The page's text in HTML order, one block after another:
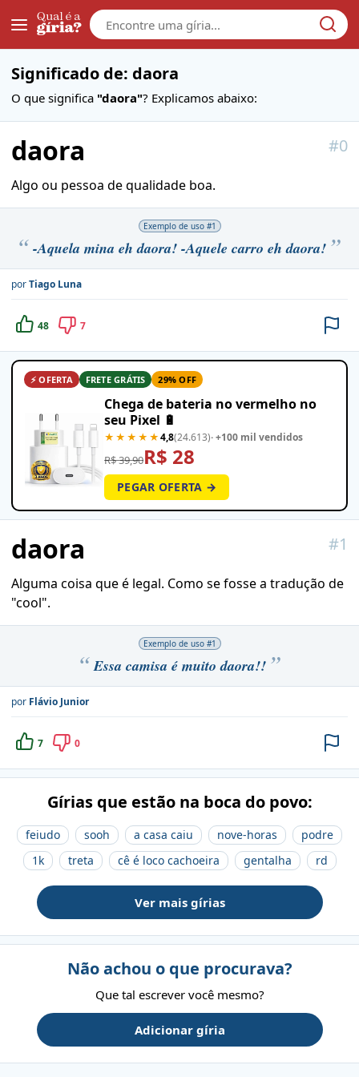
Galera
Significado de: daora
O que significa "daora"? Explicamos abaixo:
#0
daora
Algo ou pessoa de qualidade boa.
Exemplo de uso #1
-Aquela mina eh daora! -Aquele carro eh daora!
porTiago Luna
48 7
⚡ OFERTA FRETE GRÁTIS 29% OFF
Chega de bateria no vermelho no
seu Pixel 🔋
★★★★★4,8(24.613)· +100 mil vendidos
R$ 39,90R$ 28
PEGAR OFERTA →
#1
daora
Alguma coisa que é legal. Como se fosse a tradução de
"cool".
Exemplo de uso #1
Essa camisa é muito daora!!
por Flávio Junior
7 0
Gírias que estão na boca do povo:
feiudo sooh a casa caiu nove-horas
podre
1k
treta cê é loco cachoeira gentalha rd
Ver mais gírias
Não achou o que procurava?
Que tal escrever você mesmo?
Adicionar gíria